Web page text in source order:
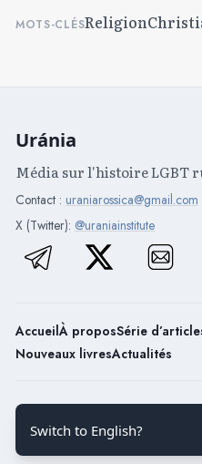
MOTS-CLÉSReligion
Uránia
Média sur l'histoire LGBT
Contact : uraniarossica@gmail.com
X (Twitter): @uraniainstitute
AccueilÀ proposSérie
Nouveaux livresActualités
Uránia / 2026
Switch to English?